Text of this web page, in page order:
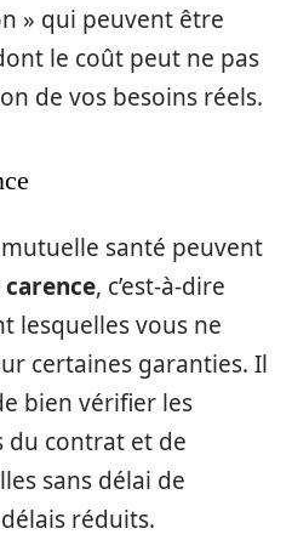
» qui peuvent être
le coût peut ne pas
de vos besoins réels.
santé peuvent
, c’est-à-dire
lesquelles vous ne
certaines garanties. Il
bien vérifier les
du contrat et de
sans délai de
réduits.